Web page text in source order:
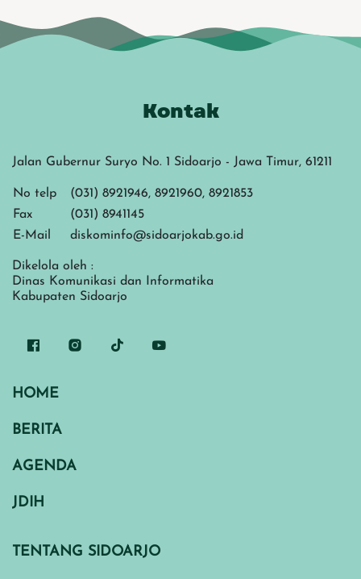
Kontak
Jalan Gubernur Suryo No. 1 Sidoarjo - Jawa Timur, 61211
No telp
(031) 8921946, 8921960, 8921853
Fax
(031) 8941145
E-Mail
diskominfo@sidoarjokab.go.id
Dikelola oleh :
Dinas Komunikasi dan Informatika
Kabupaten Sidoarjo
HOME
BERITA
AGENDA
JDIH
TENTANG SIDOARJO